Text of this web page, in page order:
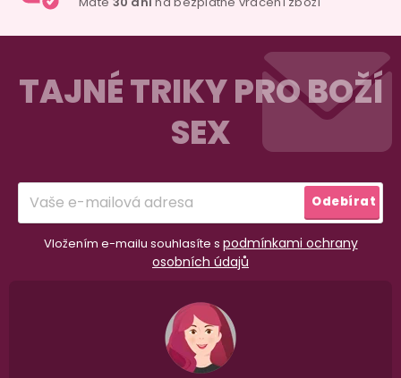
98% spokojenost
dlerecenzí ověřených zakazníkůna Heuréce
Nikdo nepozná, co jste si objednali. Mrkněte,
vypadá balíček.
TAJNÉ TRIKY PRO BOŽÍ
SEX
Vložením e-mailu souhlasíte s podmínkami ochrany
osobních údajů
Odebírat